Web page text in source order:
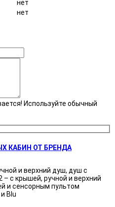
нет
нет
Используйте обычный
КАБИН ОТ БРЕНДА
и верхний душ, душ с
с крышей, ручной и верхний
и сенсорным пультом
Blu